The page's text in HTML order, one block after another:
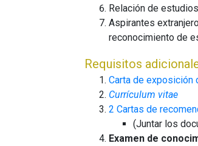
Relación de
Aspirantes
reconocimiento de
Requisitos
Carta de exposición
Currículum vitae
2 Cartas de
(Juntar los
Examen de